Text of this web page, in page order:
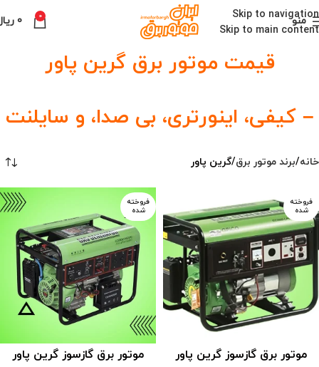
Skip to navigation
Skip to main content
منو 0
0
قیمت موتور برق گرین پاور
– کیفی، اینورتری، بی صدا، و سایلنت
خانه برند موتور برق گرین پاور
فروخته
شده
موتور برق گازسوز گرین پاور
فروخته
شده
موتور برق گازسوز گرین پاور